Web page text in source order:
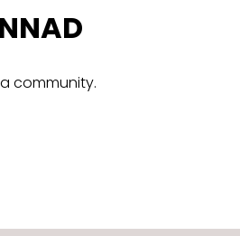
community.